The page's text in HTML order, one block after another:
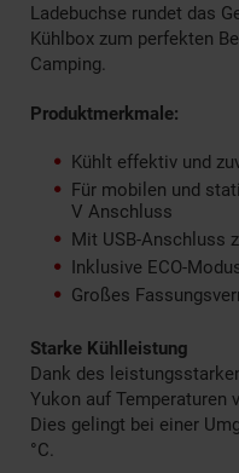
Ladebuchse rundet das
Kühlbox zum perfekten
Camping.
Produktmerkmale:
Kühlt effektiv und
Für mobilen und
V Anschluss
Mit USB-Anschluss
Inklusive ECO-
Großes
Starke Kühlleistung
Dank des
Yukon auf Temperaturen
Dies gelingt bei einer
°C.